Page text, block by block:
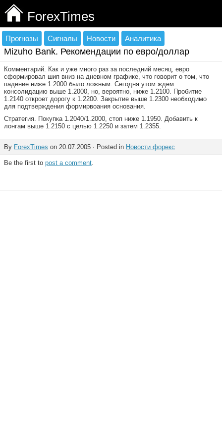
ForexTimes
Прогнозы Сигналы Новости Аналитика
Mizuho Bank. Рекомендации по евро/доллар
Комментарий. Как и уже много раз за последний месяц, евро
сформировал шип вниз на дневном графике, что говорит о том, что
падение ниже 1.2000 было ложным. Сегодня утом ждем
консолидацию выше 1.2000, но, вероятно, ниже 1.2100. Пробитие
1.2140 откроет дорогу к 1.2200. Закрытие выше 1.2300 необходимо
для подтверждения формирвоания основания.
Стратегия. Покупка 1.2040/1.2000, стоп ниже 1.1950. Добавить к
лонгам выше 1.2150 с целью 1.2250 и затем 1.2355.
By ForexTimes on 20.07.2005 · Posted in Новости форекс
Be the first to post a comment.